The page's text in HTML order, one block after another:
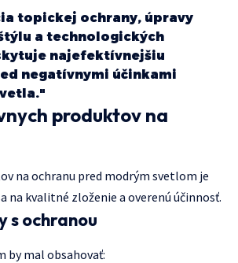
topickej ochrany, úpravy
a technologických
najefektívnejšiu
negatívnymi účinkami
produktov na
na ochranu pred modrým svetlom je
na kvalitné zloženie a overenú účinnosť.
s ochranou
by mal obsahovať: